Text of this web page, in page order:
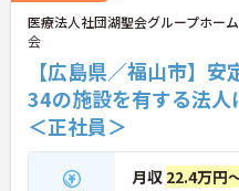
医療法人社団湖聖会グループホー
会
【広島県／福山市】
34の施設を有する法
＜正社員＞
月収 22.4万円